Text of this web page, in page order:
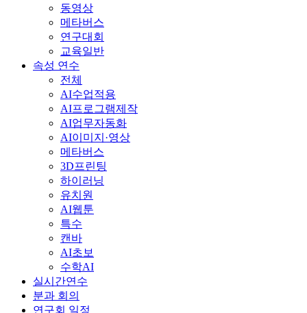
동영상
메타버스
연구대회
교육일반
속성 연수
전체
AI수업적용
AI프로그램제작
AI업무자동화
AI이미지·영상
메타버스
3D프린팅
하이러닝
유치원
AI웹툰
특수
캔바
AI초보
수학AI
실시간연수
분과 회의
연구회 일정